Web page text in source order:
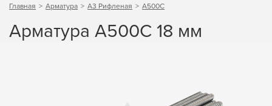
Главная Арматура А3 Рифленая А500С
Арматура А500С 18 мм